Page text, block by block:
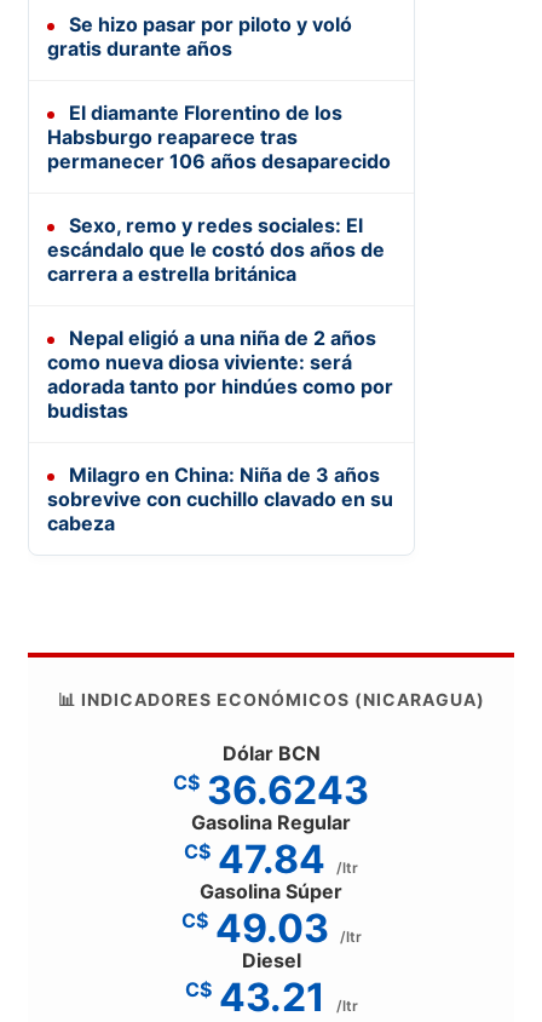
Se hizo pasar por piloto y voló
gratis durante años
El diamante Florentino de los
Habsburgo reaparece tras
permanecer 106 años desaparecido
Sexo, remo y redes sociales: El
escándalo que le costó dos años de
carrera a estrella británica
Nepal eligió a una niña de 2 años
como nueva diosa viviente: será
adorada tanto por hindúes como por
budistas
Milagro en China: Niña de 3 años
sobrevive con cuchillo clavado en su
cabeza
📊 INDICADORES ECONÓMICOS (NICARAGUA)
Dólar BCN
C$ 36.6243
Gasolina Regular
C$ 47.84 /ltr
Gasolina Súper
C$ 49.03 /ltr
Diesel
C$ 43.21 /ltr